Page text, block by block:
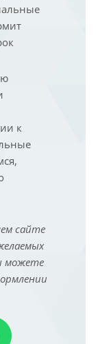
к
сайте
можете